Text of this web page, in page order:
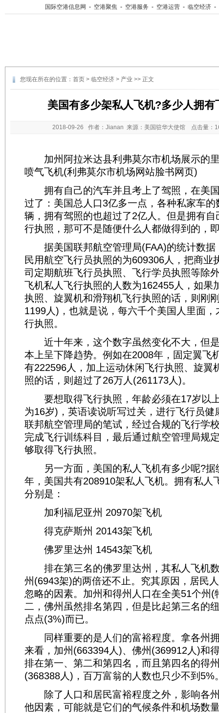
国际空港信息网 - 空港聚焦 - 空港服务 - 空港运营 - 临空经济 -
您现在所在的位置： 首页 > 临空经济 > 产业 >> 正文
美国有多少架私人飞机?多少人拥有
2018-09-26 作者：Jianan 来源：美国驻华大使馆 点击量：
加州阿拉米达县利弗莫尔市机场展示的
喷气飞机(利弗莫尔市机场网站脸书网页)
拥有自己的汽车并且考上了驾照，在美
过了：美国总人口3亿多一点，各种私家车
辆，拥有驾照的也超过了2亿人。但是拥有
行执照，那可不是随便什么人都做得到的，
据美国联邦航空管理局(FAA)的统计数据
民用航空飞行员执照的为609306人，把商业
司定期航班飞行员执照、飞行学员执照等除
飞机私人飞行执照的人数为162455人，如果
执照、旋翼机和滑翔机飞行执照的话，则刚
1199人)，也就是说，每六千个美国人里面
行执照。
近十年来，这个数字虽然变化不大，但
本上呈下降趋势。例如在2008年，固定翼飞
有222596人，加上运动休闲飞行执照、旋翼
照的话，则超过了26万人(261173人)。
要想取得飞行执照，年龄必须在17岁以
为16岁)，英语读说听写过关，进行飞行员健
联邦航空管理局的笔试，经过合规的飞行学
完成飞行训练科目，最后通过航空管理局规
够取得飞行执照。
另一方面，美国的私人飞机有多少呢?据
年，美国共有208910架私人飞机。拥有私人
分别是：
加利福尼亚州 20970架飞机
得克萨斯州 20143架飞机
佛罗里达州 14543架飞机
排在第三名的佛罗里达州，其私人飞机
州(6943架)的两倍还不止。究其原因，居民
忽略的因素。加州和得州人口在全美51个州(
二，佛州虽然排名第四，但是比起第三名的
点点(3%)而已。
同样重要的是人们的富裕程度。拿各州
来看，加州(663394人)、佛州(369912人)和
排在第一、第二和第四名，而且第四名的得
(368388人)，百万富翁的人数也只少不到5%
除了人口和居民富裕程度之外，影响各
他因素，可能就是它们的气候条件和机场数